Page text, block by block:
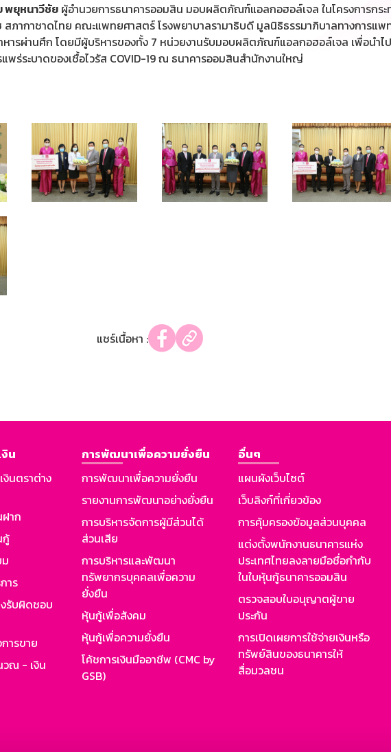
พยุหนาวีชัย ผู้อำนวยการธนาคารออมสิน มอบผลิตภัณฑ์แอลกอฮอล์เจล ในโครงการกระ
ภากาชาดไทย คณะแพทยศาสตร์ โรงพยาบาลรามาธิบดี มูลนิธิธรรมาภิบาลทางการแพ
ารผ่านศึก โดยมีผู้บริหารของทั้ง 7 หน่วยงานรับมอบผลิตภัณฑ์แอลกอฮอล์เจล เพื่อนำไ
ร่ระบาดของเชื้อไวรัส COVID-19 ณ ธนาคารออมสินสำนักงานใหญ่
แชร์เนื้อหา :
น
นตราต่าง
าก
กู้
าร
รับผิดชอบ
ารขาย
วณ - เงิน
การพัฒนาเพื่อความยั่งยืน
การพัฒนาเพื่อความยั่งยืน
รายงานการพัฒนาอย่างยั่งยืน
การบริหารจัดการผู้มีส่วนได้
ส่วนเสีย
การบริหารและพัฒนา
ทรัพยากรบุคคลเพื่อความ
ยั่งยืน
หุ้นกู้เพื่อสังคม
หุ้นกู้เพื่อความยั่งยืน
โค้ชการเงินมืออาชีพ (CMC by
GSB)
อื่นๆ
แผนผังเว็บไซต์
เว็บลิงก์ที่เกี่ยวข้อง
การคุ้มครองข้อมูลส่วนบุคคล
แต่งตั้งพนักงานธนาคารแห่ง
ประเทศไทยลงลายมือชื่อกำกับ
ในใบหุ้นกู้ธนาคารออมสิน
ตรวจสอบใบอนุญาตผู้ขาย
ประกัน
การเปิดเผยการใช้จ่ายเงินหรือ
ทรัพย์สินของธนาคารให้
สื่อมวลชน